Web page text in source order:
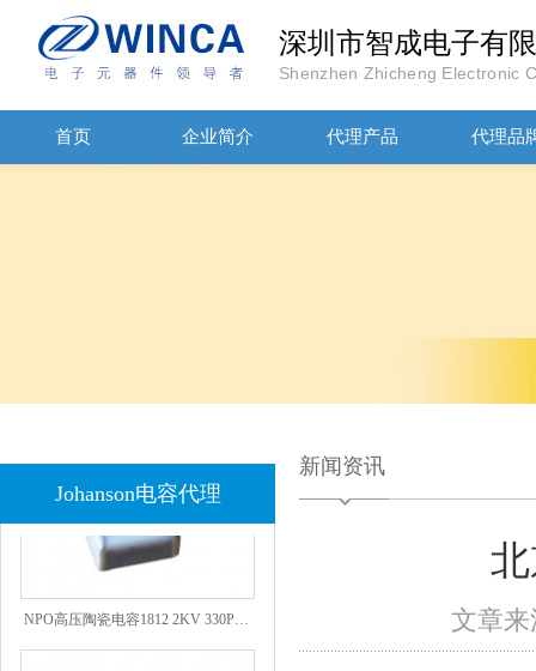
深圳市智成电子有
Shenzhen Zhicheng Electronic
首页 企业简介 代理产品 代理品
Johanson电容代理
JOHANOSN高压贴片电容1206/NPO/1000V/220PF/J档封装
新闻资讯
文章